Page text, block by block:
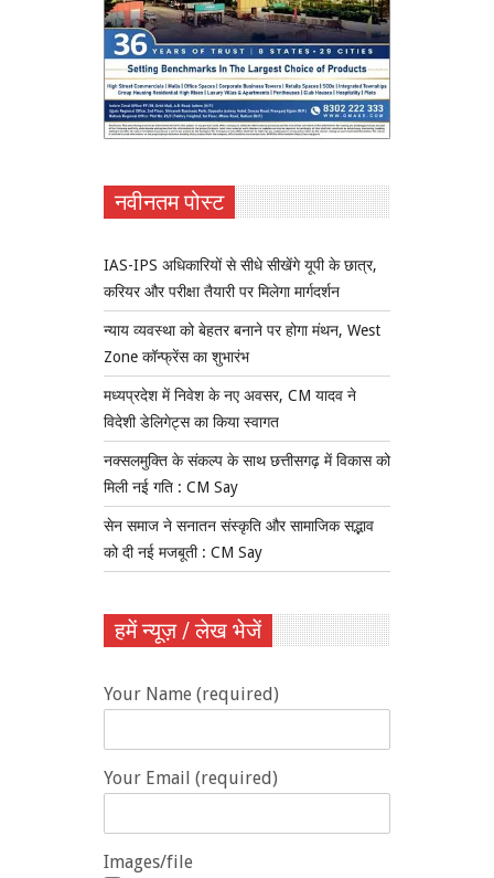
नवीनतम पोस्ट
IAS-IPS अधिकारियों से सीधे सीखेंगे यूपी के छात्र,
करियर और परीक्षा तैयारी पर मिलेगा मार्गदर्शन
न्याय व्यवस्था को बेहतर बनाने पर होगा मंथन, West
Zone कॉन्फ्रेंस का शुभारंभ
मध्यप्रदेश में निवेश के नए अवसर, CM यादव ने
विदेशी डेलिगेट्स का किया स्वागत
नक्सलमुक्ति के संकल्प के साथ छत्तीसगढ़ में विकास को
मिली नई गति : CM Say
सेन समाज ने सनातन संस्कृति और सामाजिक सद्भाव
को दी नई मजबूती : CM Say
हमें न्यूज़ / लेख भेजें
Your Name (required)
Your Email (required)
Images/file